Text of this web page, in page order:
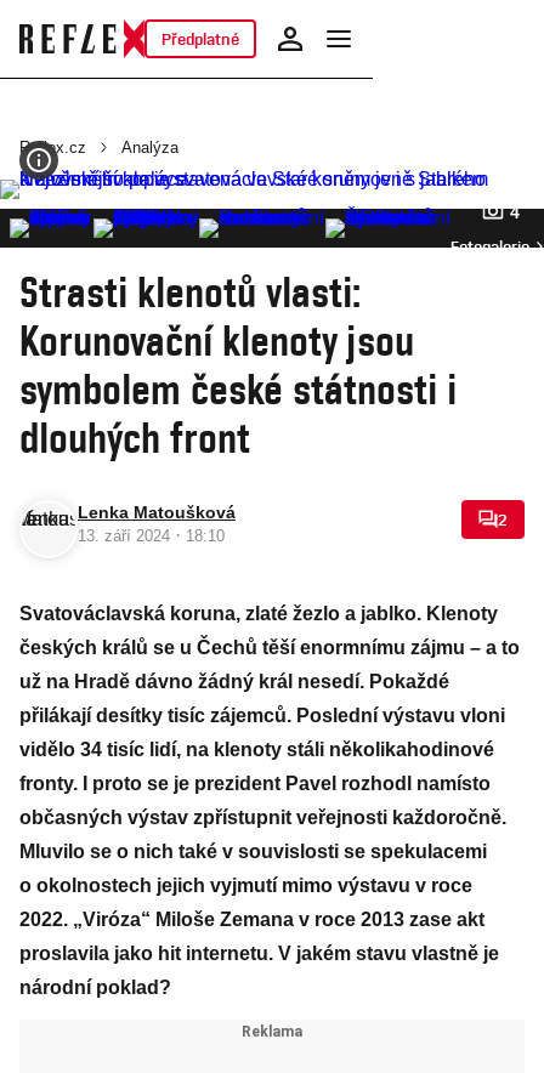
Předplatné
Reflex.cz Analýza
4
Fotogalerie
Strasti klenotů vlasti:
Korunovační klenoty jsou
symbolem české státnosti i
dlouhých front
Lenka Matoušková
13. září 2024 · 18:10
2
Svatováclavská koruna, zlaté žezlo a jablko. Klenoty
českých králů se u Čechů těší enormnímu zájmu – a to
už na Hradě dávno žádný král nesedí. Pokaždé
přilákají desítky tisíc zájemců. Poslední výstavu vloni
vidělo 34 tisíc lidí, na klenoty stáli několikahodinové
fronty. I proto se je prezident Pavel rozhodl namísto
občasných výstav zpřístupnit veřejnosti každoročně.
Mluvilo se o nich také v souvislosti se spekulacemi
o okolnostech jejich vyjmutí mimo výstavu v roce
2022. „Viróza“ Miloše Zemana v roce 2013 zase akt
proslavila jako hit internetu. V jakém stavu vlastně je
národní poklad?